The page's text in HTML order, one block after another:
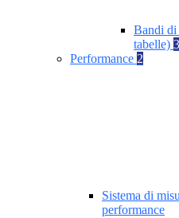
Bandi di
tabelle)
Performance 2
Sistema di
performance